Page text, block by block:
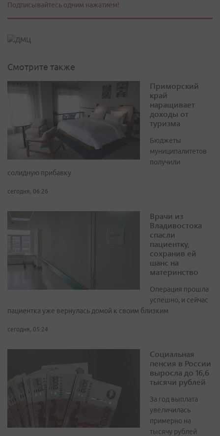
Подписывайтесь одним нажатием!
Смотрите также
Приморский
край
наращивает
доходы от
туризма
Бюджеты
муниципалитетов
получили
солидную прибавку
сегодня, 06:26
Врачи из
Владивостока
спасли
пациентку,
сохранив ей
шанс на
материнство
Операция прошла
успешно, и сейчас
пациентка уже вернулась домой к своим близким
сегодня, 05:24
Социальная
пенсия в России
выросла до 16,6
тысячи рублей
За год выплата
увеличилась
примерно на
тысячу рублей